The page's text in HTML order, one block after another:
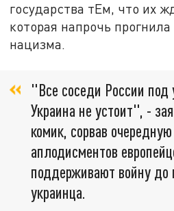
государства тЕм, что их
которая напрочь
нацизма.
"Все соседи России под
Украина не устоит", -
комик, сорвав
аплодисментов
поддерживают войну до
украинца.